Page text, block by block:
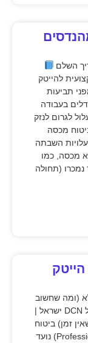
השלם
להייטק
תביעות
בעבודה
לגרום לנזק
מכסה
השבתה
מכסה, כמו
נמכרו (תחולה
(ומה שחשוב
מאת צוות המומחים של DCN ישראל |
זמן) ביטוח
אחריות מקצועית להייטק (Professional Indemnity) נועד